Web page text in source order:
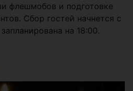
флешмобов и подготовке
Сбор гостей начнется с
на 18:00.